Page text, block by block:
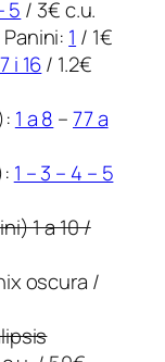
5 / 3€ c.u.
1 / 1€
i 16/ 1.2€
1 a 8 –77 a
1 – 3 – 4 – 5
1 a 10 /
oscura /